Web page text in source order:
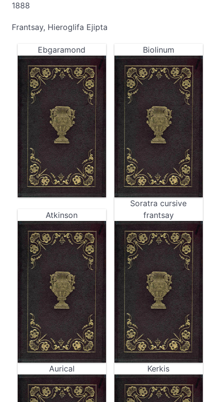
1888
Frantsay, Hieroglifa Ejipta
Ebgaramond Biolinum
Atkinson
Soratra cursive
frantsay
Aurical Kerkis